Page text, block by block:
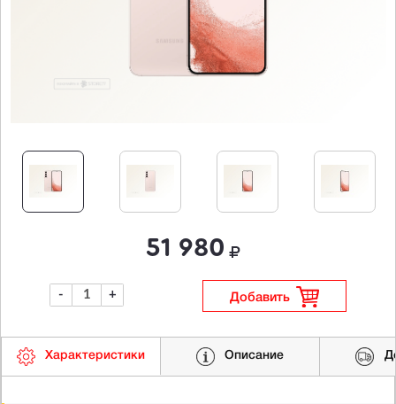
51 980
- + Добавить
Характеристики Описание